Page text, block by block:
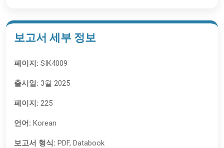
보고서 세부 정보
페이지: SIK4009
출시일: 3월 2025
페이지: 225
언어: Korean
보고서 형식: PDF, Databook